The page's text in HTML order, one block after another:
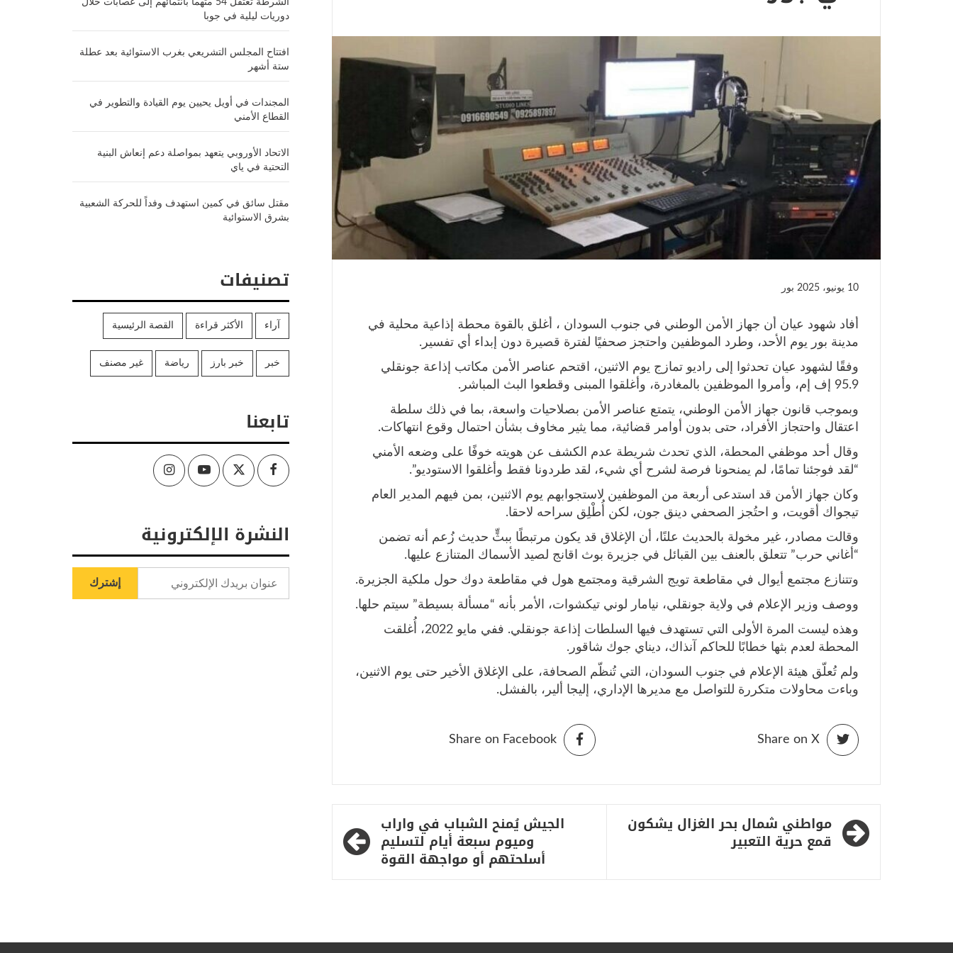
10 يونيو، 2025 بور
أفاد شهود عيان أن جهاز الأمن الوطني في جنوب السودان ، أغلق بالقوة محطة إذاعية محلية في
مدينة بور يوم الأحد، وطرد الموظفين واحتجز صحفيًا لفترة قصيرة دون إبداء أي تفسير.
وفقًا لشهود عيان تحدثوا إلى راديو تمازج يوم الاثنين، اقتحم عناصر الأمن مكاتب إذاعة جونقلي
95.9 إف إم، وأمروا الموظفين بالمغادرة، وأغلقوا المبنى وقطعوا البث المباشر.
وبموجب قانون جهاز الأمن الوطني، يتمتع عناصر الأمن بصلاحيات واسعة، بما في ذلك سلطة
اعتقال واحتجاز الأفراد، حتى بدون أوامر قضائية، مما يثير مخاوف بشأن احتمال وقوع انتهاكات.
وقال أحد موظفي المحطة، الذي تحدث شريطة عدم الكشف عن هويته خوفًا على وضعه الأمني
“لقد فوجئنا تمامًا، لم يمنحونا فرصة لشرح أي شيء، لقد طردونا فقط وأغلقوا الاستوديو”.
وكان جهاز الأمن قد استدعى أربعة من الموظفين لاستجوابهم يوم الاثنين، بمن فيهم المدير العام
تيجواك أقويت، و احتُجز الصحفي دينق جون، لكن أُطْلِق سراحه لاحقا.
وقالت مصادر، غير مخولة بالحديث علنًا، أن الإغلاق قد يكون مرتبطًا ببثٍّ حديث زُعم أنه تضمن
“أغاني حرب” تتعلق بالعنف بين القبائل في جزيرة بوث اقانج لصيد الأسماك المتنازع عليها.
وتتنازع مجتمع أيوال في مقاطعة تويج الشرقية ومجتمع هول في مقاطعة دوك حول ملكية الجزيرة.
ووصف وزير الإعلام في ولاية جونقلي، نيامار لوني تيكشوات، الأمر بأنه “مسألة بسيطة” سيتم حلها.
وهذه ليست المرة الأولى التي تستهدف فيها السلطات إذاعة جونقلي. ففي مايو 2022، أُغلقت
المحطة لعدم بثها خطابًا للحاكم آنذاك، ديناي جوك شاقور.
ولم تُعلّق هيئة الإعلام في جنوب السودان، التي تُنظّم الصحافة، على الإغلاق الأخير حتى يوم الاثنين،
وباءت محاولات متكررة للتواصل مع مديرها الإداري، إليجا ألير، بالفشل.
Share on Facebook Share on X
تصفّح
المقالات
مواطني شمال بحر الغزال يشكون
قمع حرية التعبير
الجيش يُمنح الشباب في واراب
وميوم سبعة أيام لتسليم
أسلحتهم أو مواجهة القوة
الشرطة تعتقل 54 متهماً بانتمائهم إلى عصابات خلال
دوريات ليلية في جوبا
افتتاح المجلس التشريعي بغرب الاستوائية بعد عطلة
ستة أشهر
المجندات في أويل يحيين يوم القيادة والتطوير في
القطاع الأمني
الاتحاد الأوروبي يتعهد بمواصلة دعم إنعاش البنية
التحتية في ياي
مقتل سائق في كمين استهدف وفداً للحركة الشعبية
بشرق الاستوائية
تصنيفات
آراء الأكثر قراءة القصة الرئيسية
خبر خبر بارز رياضة غير مصنف
تابعنا
Facebook
Twitter
Youtube
Instagram
النشرة الإلكترونية